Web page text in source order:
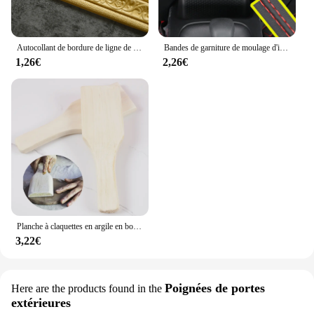
Autocollant de bordure de ligne de plinthe murale, autocollant de motif 3D, bande décorative, moulage en mousse, auto-adhésif, suppression
1,26€
Bandes de garniture de moulage d'intérieur en Pu, Style universel de voiture, bricolage, Flexible, accessoires de voiture, bande tressée de décoration, autocollant de tableau de bord Autocollant auto-adhésif
2,26€
Planche à claquettes en argile en bois, 1 pièce, poterie Arc rainuré nervuré, ustensiles en bois, Figurine multifonction, moulage d'argile, outil de poterie
3,22€
Here are the products found in the Poignées de portes
extérieures